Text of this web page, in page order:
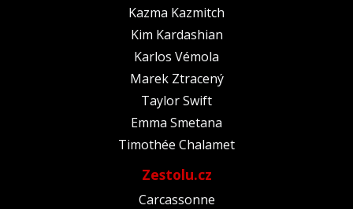
Kazma Kazmitch
Kim Kardashian
Karlos Vémola
Marek Ztracený
Taylor Swift
Emma Smetana
Timothée Chalamet
Zestolu.cz
Carcassonne